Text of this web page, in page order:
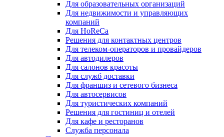
Для образовательных организаций
Для недвижимости и управляющих
компаний
Для HoReCa
Решения для контактных центров
Для телеком-операторов и провайдеров
Для автодилеров
Для салонов красоты
Для служб доставки
Для франшиз и сетевого бизнеса
Для автосервисов
Для туристических компаний
Решения для гостиниц и отелей
Для кафе и ресторанов
Служба персонала